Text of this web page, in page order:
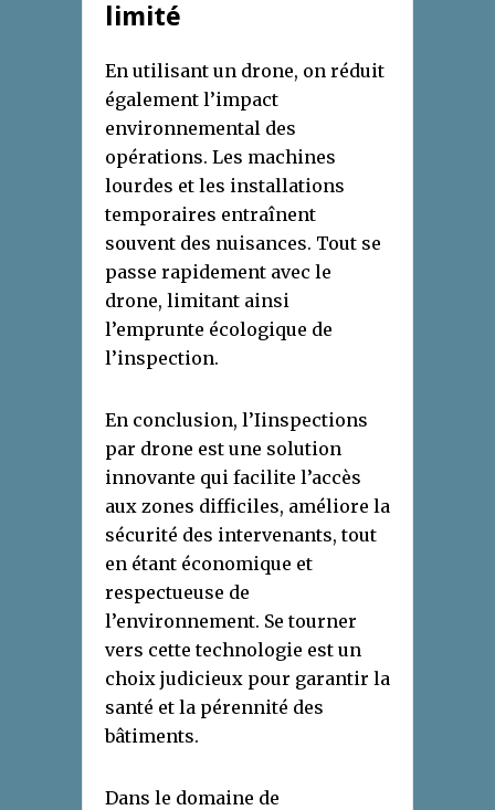
limité
En utilisant un drone, on réduit
également l’impact
environnemental des
opérations. Les machines
lourdes et les installations
temporaires entraînent
souvent des nuisances. Tout se
passe rapidement avec le
drone, limitant ainsi
l’emprunte écologique de
l’inspection.
En conclusion, l’Iinspections
par drone est une solution
innovante qui facilite l’accès
aux zones difficiles, améliore la
sécurité des intervenants, tout
en étant économique et
respectueuse de
l’environnement. Se tourner
vers cette technologie est un
choix judicieux pour garantir la
santé et la pérennité des
bâtiments.
Dans le domaine de